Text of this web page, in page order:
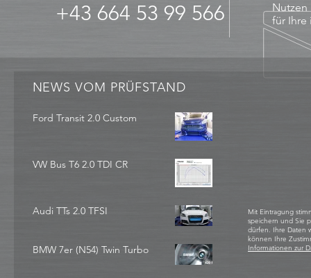
+43 664 53 99 566
Nutzen
für
NEWS VOM PRÜFSTAND
Ford Transit 2.0 Custom
VW Bus T6 2.0 TDI CR
Audi TTs 2.0 TFSI
BMW 7er (N54) Twin Turbo
Mit Eintragung
speichern und Sie
dürfen. Ihre Daten
können Ihre
Informationen zur